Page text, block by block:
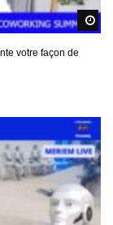
votre façon de